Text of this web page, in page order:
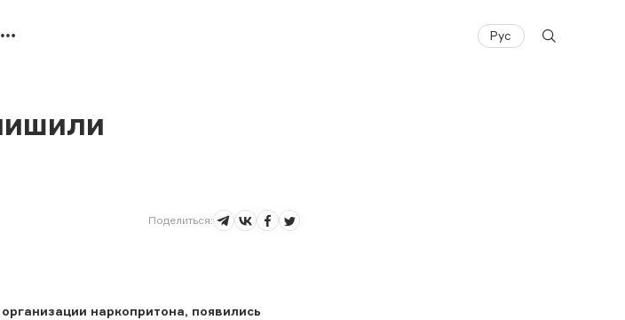
Рус
Поделиться:
наркопритона, появились